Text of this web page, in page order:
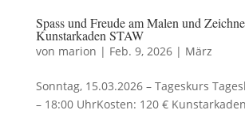
Spass und Freude am Malen und
Kunstarkaden STAW
von marion | Feb. 9, 2026| März
Sonntag, 15.03.2026 – Tageskurs
– 18:00 UhrKosten: 120 €